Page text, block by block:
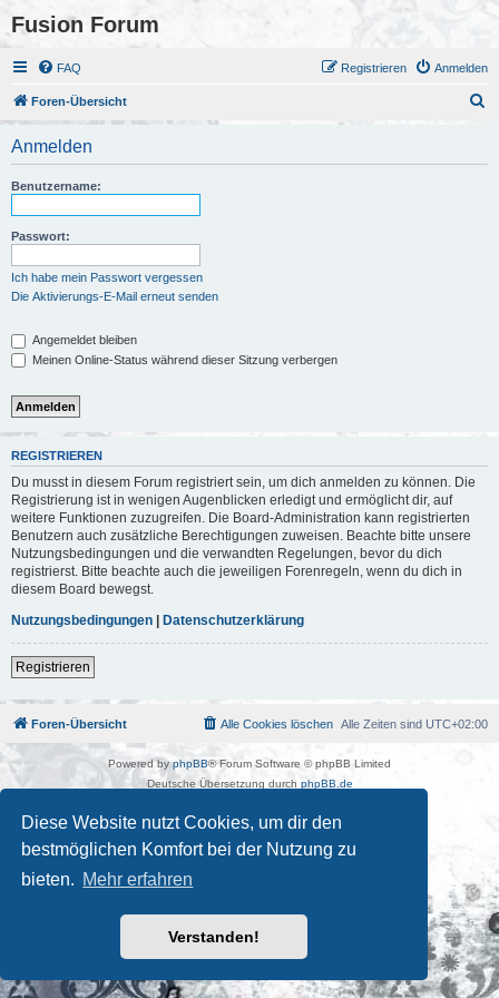
Diese Website nutzt Cookies, um dir den
bestmöglichen Komfort bei der Nutzung zu
bieten. Mehr erfahren
Verstanden!
Fusion Forum
FAQ Anmelden
Registrieren
Foren-Übersicht
Anmelden
Benutzername:
Passwort:
Ich habe mein Passwort vergessen
Die Aktivierungs-E-Mail erneut senden
Angemeldet bleiben
Meinen Online-Status während dieser Sitzung verbergen
REGISTRIEREN
Du musst in diesem Forum registriert sein, um dich anmelden zu können. Die
Registrierung ist in wenigen Augenblicken erledigt und ermöglicht dir, auf
weitere Funktionen zuzugreifen. Die Board-Administration kann registrierten
Benutzern auch zusätzliche Berechtigungen zuweisen. Beachte bitte unsere
Nutzungsbedingungen und die verwandten Regelungen, bevor du dich
registrierst. Bitte beachte auch die jeweiligen Forenregeln, wenn du dich in
diesem Board bewegst.
Nutzungsbedingungen | Datenschutzerklärung
Registrieren
Foren-Übersicht Alle Zeiten sind UTC+02:00
Alle Cookies löschen
Powered byphpBB® Forum Software © phpBB Limited
Deutsche Übersetzung durch phpBB.de
Datenschutz| Nutzungsbedingungen